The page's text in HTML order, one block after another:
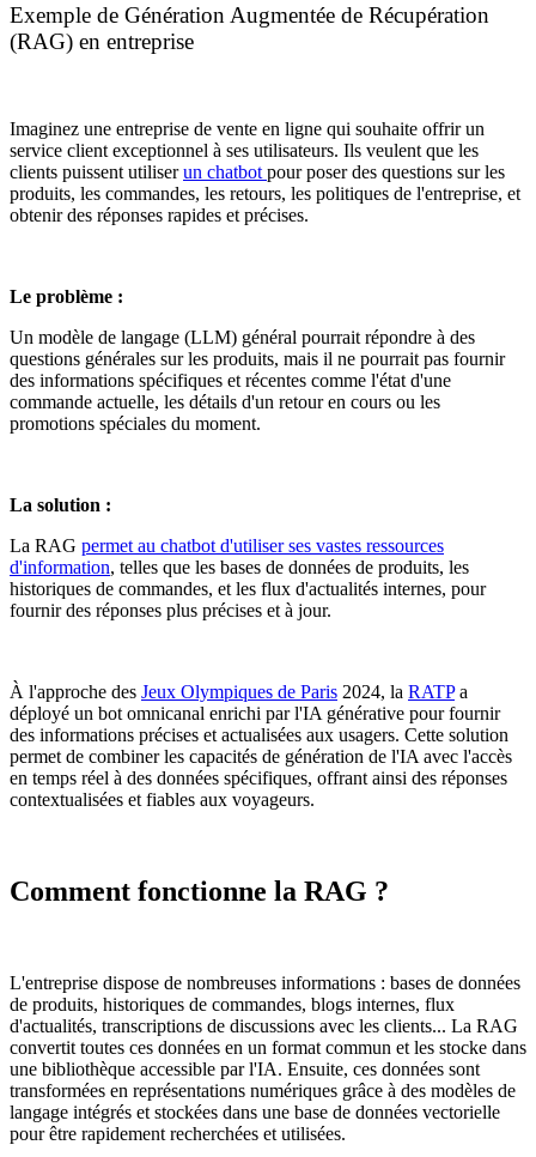
Exemple de Génération Augmentée de Récupération
(RAG) en entreprise
Imaginez une entreprise de vente en ligne qui souhaite offrir un
service client exceptionnel à ses utilisateurs. Ils veulent que les
clients puissent utiliserun chatbot pour poser des questions sur les
produits, les commandes, les retours, les politiques de l'entreprise, et
obtenir des réponses rapides et précises.
Le problème :
Un modèle de langage (LLM) général pourrait répondre à des
questions générales sur les produits, mais il ne pourrait pas fournir
des informations spécifiques et récentes comme l'état d'une
commande actuelle, les détails d'un retour en cours ou les
promotions spéciales du moment.
La solution :
La RAG permet au chatbot d'utiliser ses vastes ressources
d'information, telles que les bases de données de produits, les
historiques de commandes, et les flux d'actualités internes, pour
fournir des réponses plus précises et à jour.
À l'approche des Jeux Olympiques de Paris 2024, la RATPa
déployé un bot omnicanal enrichi par l'IA générative pour fournir
des informations précises et actualisées aux usagers. Cette solution
permet de combiner les capacités de génération de l'IA avec l'accès
en temps réel à des données spécifiques, offrant ainsi des réponses
contextualisées et fiables aux voyageurs.
Comment fonctionne la RAG ?
L'entreprise dispose de nombreuses informations : bases de données
de produits, historiques de commandes, blogs internes, flux
d'actualités, transcriptions de discussions avec les clients... La RAG
convertit toutes ces données en un format commun et les stocke dans
une bibliothèque accessible par l'IA. Ensuite, ces données sont
transformées en représentations numériques grâce à des modèles de
langage intégrés et stockées dans une base de données vectorielle
pour être rapidement recherchées et utilisées.